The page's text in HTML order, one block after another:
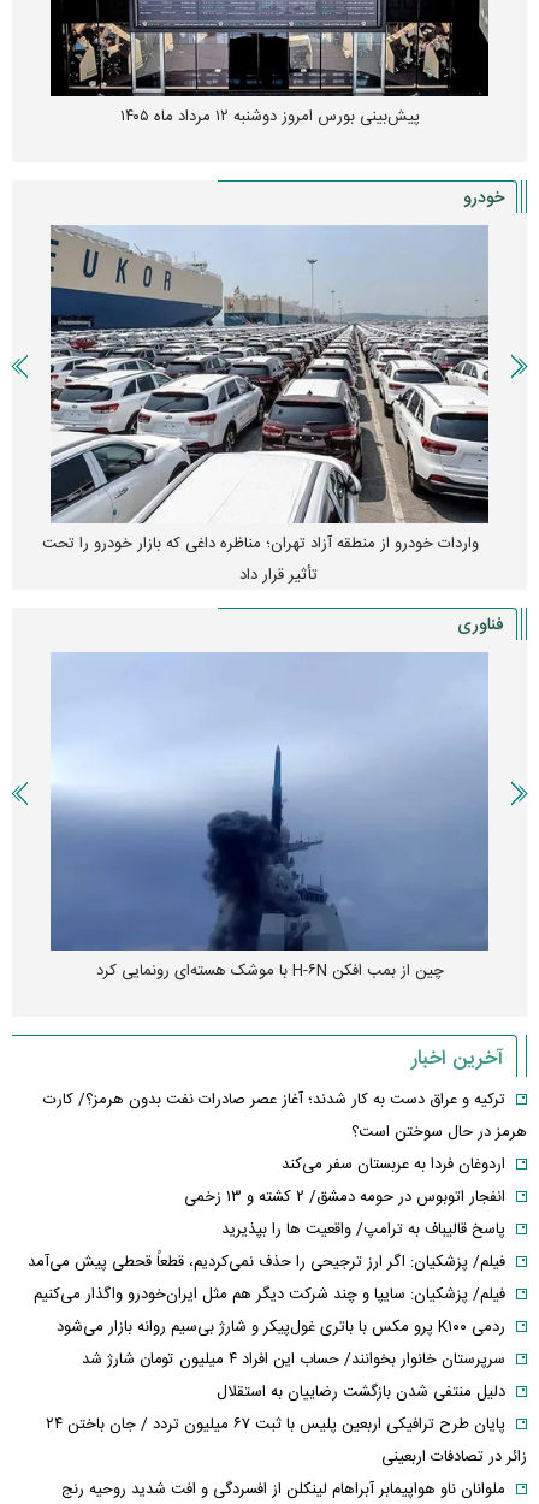
پیش‌بینی بورس امروز دوشنبه ۱۲ مرداد ماه ۱۴۰۵
خودرو
واردات خودرو از منطقه آزاد تهران؛ مناظره داغی که بازار خودرو را تحت
تأثیر قرار داد
فناوری
چین از بمب افکن H-۶N با موشک هسته‌ای رونمایی کرد
آخرین اخبار
ترکیه و عراق دست به کار شدند؛ آغاز عصر صادرات نفت بدون هرمز؟/ کارت
هرمز در حال سوختن است؟
اردوغان فردا به عربستان سفر می‌کند
انفجار اتوبوس در حومه دمشق/ ۲ کشته و ۱۳ زخمی
پاسخ قالیباف به ترامپ/ واقعیت ها را بپذیرید
فیلم/ پزشکیان: اگر ارز ترجیحی را حذف نمی‌کردیم، قطعاً قحطی پیش می‌آمد
فیلم/ پزشکیان: سایپا و چند شرکت دیگر هم مثل ایران‌خودرو واگذار می‌کنیم
ردمی K۱۰۰ پرو مکس با باتری غول‌پیکر و شارژ بی‌سیم روانه بازار می‌شود
سرپرستان خانوار بخوانند/ حساب این افراد ۴ میلیون تومان شارژ شد
دلیل منتفی شدن بازگشت رضاییان به استقلال
پایان طرح ترافیکی اربعین پلیس با ثبت ۶۷ میلیون تردد / جان باختن ۲۴
زائر در تصادفات اربعینی
ملوانان ناو هواپیمابر آبراهام لینکلن از افسردگی و افت شدید روحیه رنج